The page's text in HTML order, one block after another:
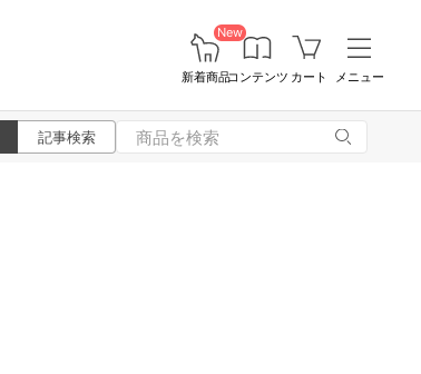
New
新着商品コンテンツ カート メニュー
記事検索